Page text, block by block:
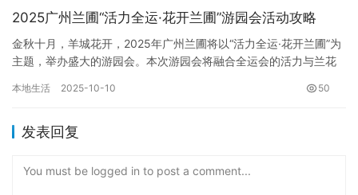
2025广州兰圃“活力全运·花开兰圃”游园会活动攻略
金秋十月，羊城花开，2025年广州兰圃将以“活力全运·花开兰圃”为
主题，举办盛大的游园会。本次游园会将融合全运会的活力与兰花
本地生活 2025-10-10 50
发表回复
You must be logged in to post a comment...